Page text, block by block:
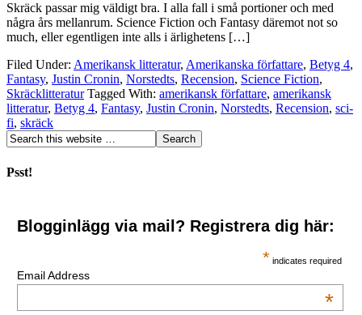
Skräck passar mig väldigt bra. I alla fall i små portioner och med
några års mellanrum. Science Fiction och Fantasy däremot not so
much, eller egentligen inte alls i ärlighetens […]
Filed Under: Amerikansk litteratur, Amerikanska författare, Betyg 4,
Fantasy, Justin Cronin, Norstedts, Recension, Science Fiction,
Skräcklitteratur Tagged With: amerikansk författare, amerikansk
litteratur, Betyg 4, Fantasy, Justin Cronin, Norstedts, Recension, sci-
fi, skräck
Psst!
Blogginlägg via mail? Registrera dig här:
* indicates required
Email Address
*